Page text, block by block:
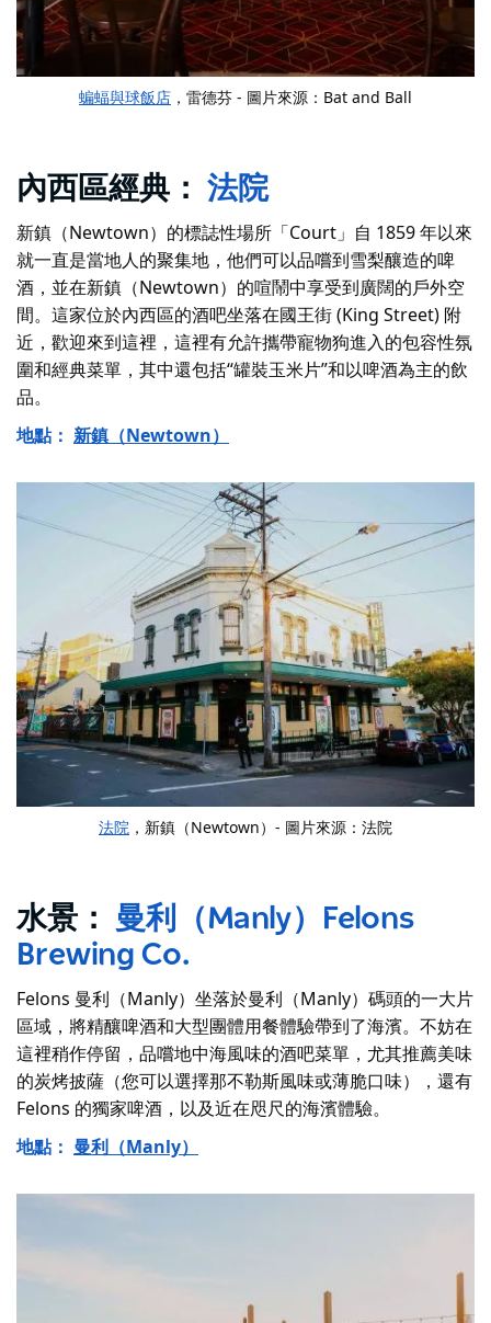
蝙蝠與球飯店 ，雷德芬 - 圖片來源：Bat and Ball
內西區經典： 法院
新鎮（Newtown）的標誌性場所「Court」自 1859 年以來
就一直是當地人的聚集地，他們可以品嚐到雪梨釀造的啤
酒，並在新鎮（Newtown）的喧鬧中享受到廣闊的戶外空
間。這家位於內西區的酒吧坐落在國王街 (King Street) 附
近，歡迎來到這裡，這裡有允許攜帶寵物狗進入的包容性氛
圍和經典菜單，其中還包括“罐裝玉米片”和以啤酒為主的飲
品。
地點： 新鎮（Newtown）
法院 ，新鎮（Newtown）- 圖片來源：法院
水景：
曼利（Manly）Felons
Brewing Co.
Felons 曼利（Manly）坐落於曼利（Manly）碼頭的一大片
區域，將精釀啤酒和大型團體用餐體驗帶到了海濱。不妨在
這裡稍作停留，品嚐地中海風味的酒吧菜單，尤其推薦美味
的炭烤披薩（您可以選擇那不勒斯風味或薄脆口味），還有
Felons 的獨家啤酒，以及近在咫尺的海濱體驗。
地點： 曼利（Manly）